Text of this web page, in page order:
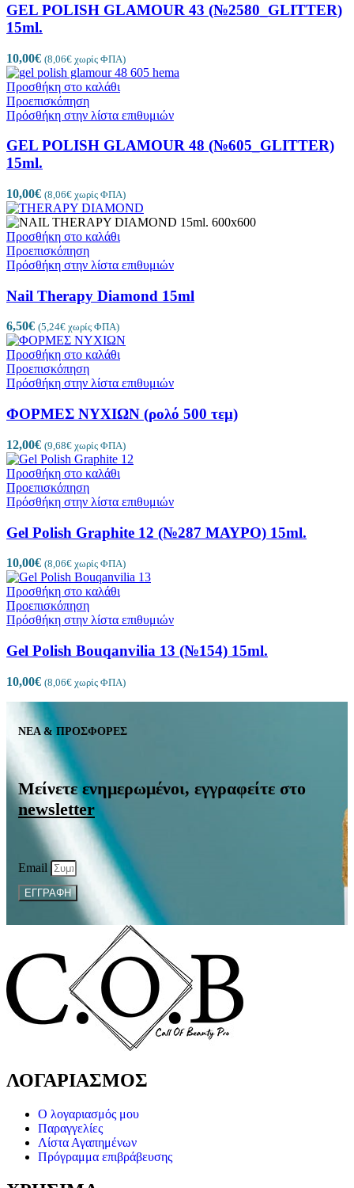
GEL POLISH GLAMOUR 43 (№2580_GLITTER)
15ml.
10,00€ (8,06€ χωρίς ΦΠΑ)
Προσθήκη στο καλάθι
Προεπισκόπηση
Πρόσθήκη στην λίστα επιθυμιών
GEL POLISH GLAMOUR 48 (№605_GLITTER)
15ml.
10,00€ (8,06€ χωρίς ΦΠΑ)
Προσθήκη στο καλάθι
Προεπισκόπηση
Πρόσθήκη στην λίστα επιθυμιών
Nail Therapy Diamond 15ml
6,50€ (5,24€ χωρίς ΦΠΑ)
Προσθήκη στο καλάθι
Προεπισκόπηση
Πρόσθήκη στην λίστα επιθυμιών
ΦΟΡΜΕΣ ΝΥΧΙΩΝ (ρολό 500 τεμ)
12,00€ (9,68€ χωρίς ΦΠΑ)
Προσθήκη στο καλάθι
Προεπισκόπηση
Πρόσθήκη στην λίστα επιθυμιών
Gel Polish Graphite 12 (№287 ΜΑΥΡΟ) 15ml.
10,00€ (8,06€ χωρίς ΦΠΑ)
Προσθήκη στο καλάθι
Προεπισκόπηση
Πρόσθήκη στην λίστα επιθυμιών
Gel Polish Bouqanvilia 13 (№154) 15ml.
10,00€ (8,06€ χωρίς ΦΠΑ)
ΝΕΑ & ΠΡΟΣΦΟΡΕΣ
Μείνετε ενημερωμένοι, εγγραφείτε στο
newsletter
Email
ΕΓΓΡΑΦΗ
ΛΟΓΑΡΙΑΣΜΟΣ
Ο λογαριασμός μου
Παραγγελίες
Λίστα Αγαπημένων
Πρόγραμμα επιβράβευσης